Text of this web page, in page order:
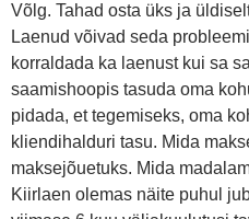
Võlg. Tahad osta üks ja
Laenud võivad seda
korraldada ka laenust kui sa
saamishoopis tasuda oma
pidada, et tegemiseks, oma
kliendihalduri tasu. Mida
maksejõuetuks. Mida
Kiirlaen olemas näite puhul